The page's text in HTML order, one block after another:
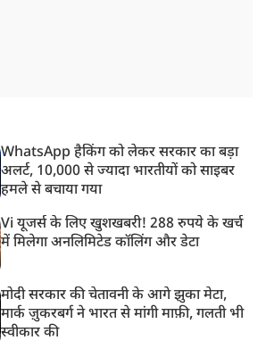
WhatsApp हैकिंग को लेकर सरकार का बड़ा
अलर्ट, 10,000 से ज्यादा भारतीयों को साइबर
हमले से बचाया गया
Vi यूजर्स के लिए खुशखबरी! 288 रुपये के खर्च
में मिलेगा अनलिमिटेड कॉलिंग और डेटा
मोदी सरकार की चेतावनी के आगे झुका मेटा,
मार्क ज़ुकरबर्ग ने भारत से मांगी माफ़ी, गलती भी
स्वीकार की